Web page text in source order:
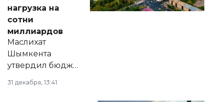
нагрузка на
сотни
миллиардов
Маслихат
Шымкента
утвердил бюджет
города на 2026–
2028 годы.
31 декабря, 13:41